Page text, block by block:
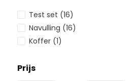
Test set (16)
Navulling (16)
Koffer (1)
Prijs